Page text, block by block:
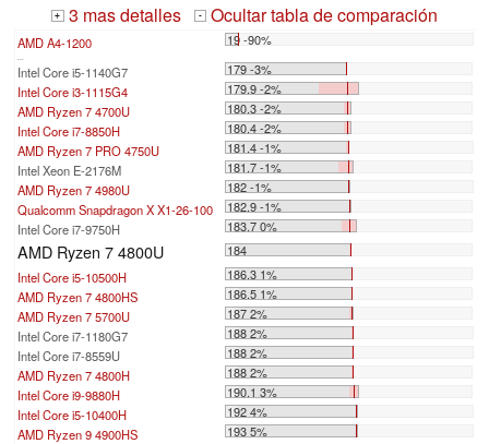
+ 3 mas detalles - Ocultar tabla de comparación
AMD A4-1200 19 -90%
Intel Core i5-1140G7
179 -3%
Intel Core i3-1115G4
179.9 -2%
AMD Ryzen 7 4700U
180.3 -2%
Intel Core i7-8850H
180.4 -2%
AMD Ryzen 7 PRO 4750U
181.4 -1%
Intel Xeon E-2176M
181.7 -1%
AMD Ryzen 7 4980U
182 -1%
Qualcomm Snapdragon X X1-26-100
182.9 -1%
Intel Core i7-9750H
183.7 0%
AMD Ryzen 7 4800U
184
Intel Core i5-10500H
186.3 1%
AMD Ryzen 7 4800HS
186.5 1%
AMD Ryzen 7 5700U
187 2%
Intel Core i7-1180G7
188 2%
Intel Core i7-8559U
188 2%
AMD Ryzen 7 4800H
188 2%
Intel Core i9-9880H
190.1 3%
Intel Core i5-10400H
192 4%
AMD Ryzen 9 4900HS
193 5%